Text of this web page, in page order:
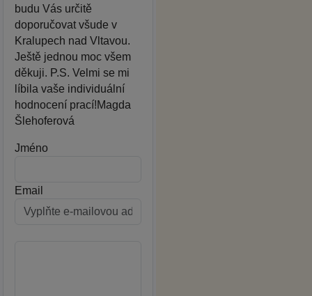
budu Vás určitě
doporučovat všude v
Kralupech nad Vltavou.
Ještě jednou moc všem
děkuji. P.S. Velmi se mi
líbila vaše individuální
hodnocení prací!Magda
Šlehoferová
Jméno
Email